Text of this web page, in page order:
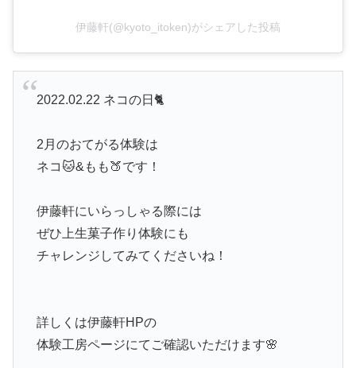
伊藤軒(@kyoto_itoken)がシェアした投稿
2022.02.22 ネコの日🐈
2月のおてがる体験は
ネコ🐱&もも🍑です！
伊藤軒にいらっしゃる際には
ぜひ上生菓子作り体験にも
チャレンジしてみてくださいね！
詳しくは伊藤軒HPの
体験工房ページにてご確認いただけます🌸